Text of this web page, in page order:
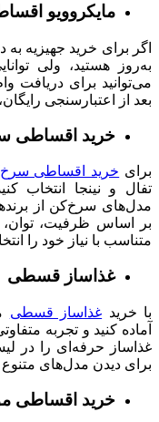
مایکروویو
اگر برای خرید جهیزیه به
به‌روز هستید، ولی
می‌توانید برای دریافت
بعد از اعتبارسنجی
خرید اقساطی
برای خرید اقساطی
تفال و نینجا انتخاب
مدل‌های سرخ‌کن از
بر اساس ظرفیت، توان،
متناسب با نیاز خود را
غذاساز قسطی
با خرید غذاساز قسطی
آماده کنید و تجربه
غذاساز حرفه‌ای را در
برای دیدن مدل‌های
خرید اقساطی